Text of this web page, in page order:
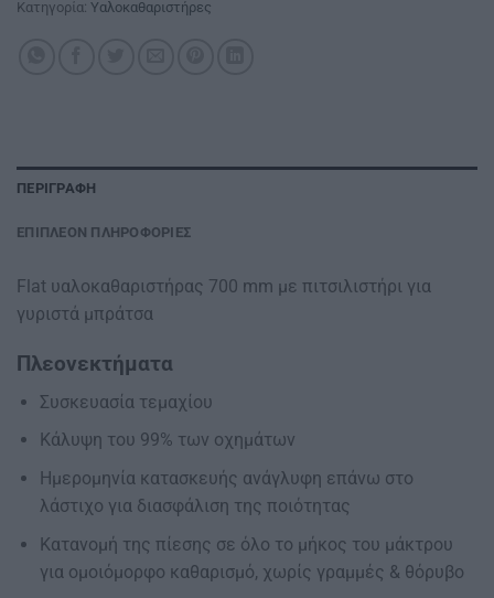
Κατηγορία: Υαλοκαθαριστήρες
ΠΕΡΙΓΡΑΦΉ
ΕΠΙΠΛΈΟΝ ΠΛΗΡΟΦΟΡΊΕΣ
Flat υαλοκαθαριστήρας 700 mm με πιτσιλιστήρι για
γυριστά μπράτσα
Πλεονεκτήματα
Συσκευασία τεμαχίου
Κάλυψη του 99% των οχημάτων
Ημερομηνία κατασκευής ανάγλυφη επάνω στο
λάστιχο για διασφάλιση της ποιότητας
Κατανομή της πίεσης σε όλο το μήκος του μάκτρου
για ομοιόμορφο καθαρισμό, χωρίς γραμμές & θόρυβο